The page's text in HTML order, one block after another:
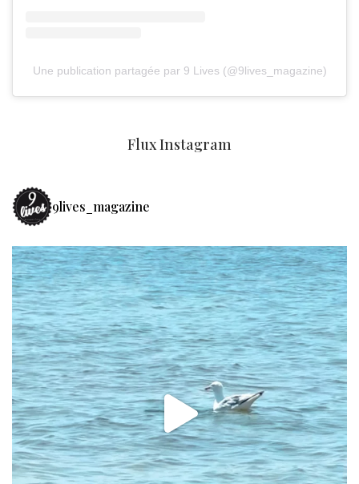
Une publication partagée par 9 Lives (@9lives_magazine)
Flux Instagram
9lives_magazine